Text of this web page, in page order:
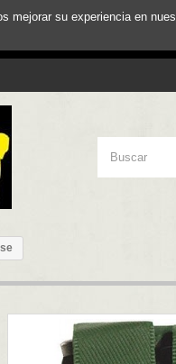
mejorar su experiencia en